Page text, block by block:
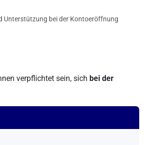
Unterstützung bei der Kontoeröffnung
verpflichtet sein, sich bei der